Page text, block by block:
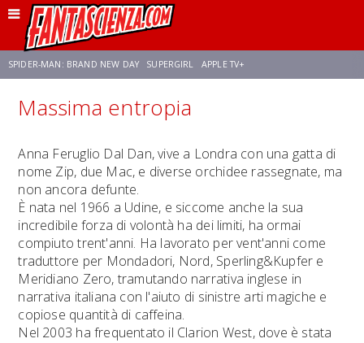
SPIDER-MAN: BRAND NEW DAY SUPERGIRL APPLE TV+
FRANCO RICCIARDIELLO ZENDAYA STAR TREK
NETFLIX SADIE SINK CELIA ROSE GOODING
Massima entropia
Anna Feruglio Dal Dan, vive a Londra con una gatta di
nome Zip, due Mac, e diverse orchidee rassegnate, ma
non ancora defunte.
È nata nel 1966 a Udine, e siccome anche la sua
incredibile forza di volontà ha dei limiti, ha ormai
compiuto trent'anni. Ha lavorato per vent'anni come
traduttore per Mondadori, Nord, Sperling&Kupfer e
Meridiano Zero, tramutando narrativa inglese in
narrativa italiana con l'aiuto di sinistre arti magiche e
copiose quantità di caffeina.
Nel 2003 ha frequentato il Clarion West, dove è stata